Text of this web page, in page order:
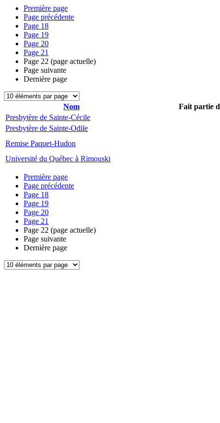
Première page
Page précédente
Page 18
Page 19
Page 20
Page 21
Page 22 (page actuelle)
Page suivante
Dernière page
Nom
Fait partie
Presbytère de Sainte-Cécile
Presbytère de Sainte-Odile
Remise Paquet-Hudon
Université du Québec à Rimouski
Première page
Page précédente
Page 18
Page 19
Page 20
Page 21
Page 22 (page actuelle)
Page suivante
Dernière page